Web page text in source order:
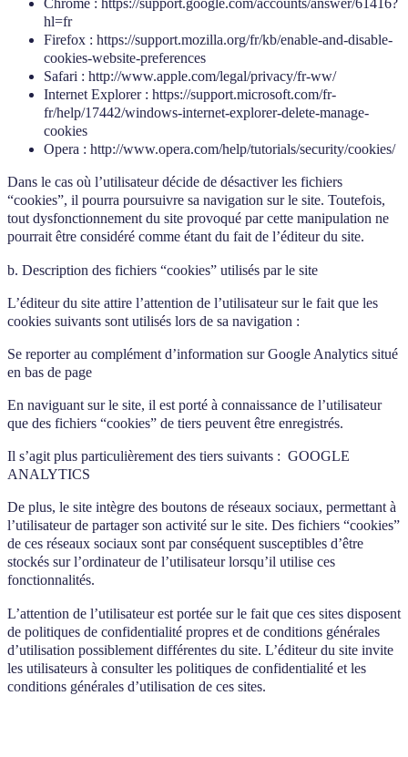
Chrome : https://support.google.com/accounts/answer/61416?
hl=fr
Firefox : https://support.mozilla.org/fr/kb/enable-and-disable-
cookies-website-preferences
Safari : http://www.apple.com/legal/privacy/fr-ww/
Internet Explorer : https://support.microsoft.com/fr-
fr/help/17442/windows-internet-explorer-delete-manage-
cookies
Opera : http://www.opera.com/help/tutorials/security/cookies/
Dans le cas où l’utilisateur décide de désactiver les fichiers
“cookies”, il pourra poursuivre sa navigation sur le site. Toutefois,
tout dysfonctionnement du site provoqué par cette manipulation ne
pourrait être considéré comme étant du fait de l’éditeur du site.
b. Description des fichiers “cookies” utilisés par le site
L’éditeur du site attire l’attention de l’utilisateur sur le fait que les
cookies suivants sont utilisés lors de sa navigation :
Se reporter au complément d’information sur Google Analytics situé
en bas de page
En naviguant sur le site, il est porté à connaissance de l’utilisateur
que des fichiers “cookies” de tiers peuvent être enregistrés.
Il s’agit plus particulièrement des tiers suivants : GOOGLE
ANALYTICS
De plus, le site intègre des boutons de réseaux sociaux, permettant à
l’utilisateur de partager son activité sur le site. Des fichiers “cookies”
de ces réseaux sociaux sont par conséquent susceptibles d’être
stockés sur l’ordinateur de l’utilisateur lorsqu’il utilise ces
fonctionnalités.
L’attention de l’utilisateur est portée sur le fait que ces sites disposent
de politiques de confidentialité propres et de conditions générales
d’utilisation possiblement différentes du site. L’éditeur du site invite
les utilisateurs à consulter les politiques de confidentialité et les
conditions générales d’utilisation de ces sites.